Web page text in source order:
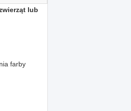
lub
farby